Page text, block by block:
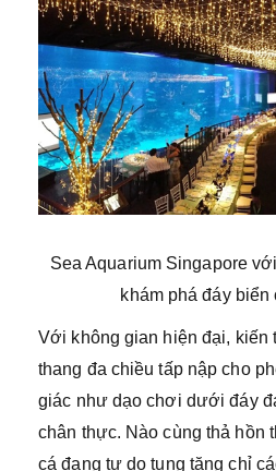
Sea Aquarium Singapore
khám phá đáy biển
Với không gian hiện đại, kiến
thang đa chiều tấp nập cho
giác như dạo chơi dưới đáy
chân thực. Nào cùng thả hồn
cá đang tự do tung tăng chỉ